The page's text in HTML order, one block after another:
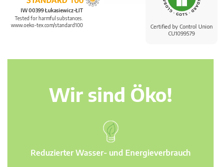
Certified by Control Union
CU1099579
IW 00399 Łukasiewicz-ŁIT
Tested for harmful substances.
www.oeko-tex.com/standard100
Wir sind Öko!
Reduzierter Wasser- und Energieverbrauch